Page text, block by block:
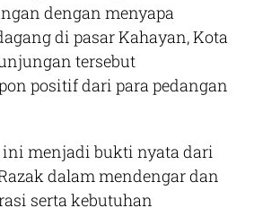
dengan menyapa
di pasar Kahayan, Kota
tersebut
positif dari para pedangan
menjadi bukti nyata dari
dalam mendengar dan
serta kebutuhan